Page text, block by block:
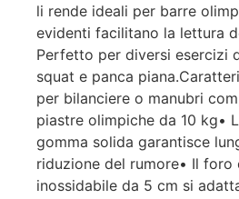
li rende ideali per barre
evidenti facilitano la lettura
Perfetto per diversi esercizi
squat e panca
per bilanciere o manubri
piastre olimpiche da 10 kg•
gomma solida garantisce
riduzione del rumore• Il foro
inossidabile da 5 cm si